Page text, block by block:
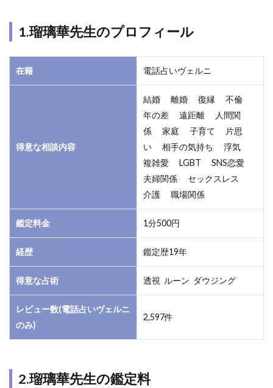
ィー
1.3
が扱
う占
1.4
4.瑠
璃華
先生
の得
2
1.瑠璃華先生のプロフィール
在籍 電話占いヴェルニ
得意な相談内容
結婚 離婚 復縁 不倫
年の差 遠距離 人間関
係 家庭 子育て 片思
い 相手の気持ち 浮気
複雑愛 LGBT SNS恋愛
夫婦関係 セックスレス
介護 職場関係
鑑定料金 1分500円
経歴 鑑定歴19年
得意な占術 透視 ルーン ダウジング
レビュー数(電話占いヴェルニ
のみ)
2,597件
2.瑠璃華先生の鑑定料